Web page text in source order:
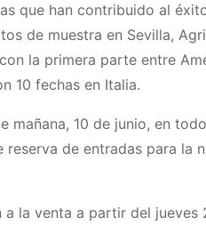
que han contribuido al
de muestra en Sevilla,
la primera parte entre
10 fechas en Italia.
mañana, 10 de junio, en
de entradas para la
la venta a partir del jueves